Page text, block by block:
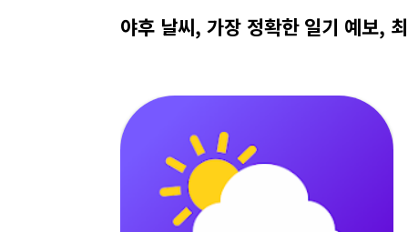
야후 날씨, 가장 정확한 일기 예보,